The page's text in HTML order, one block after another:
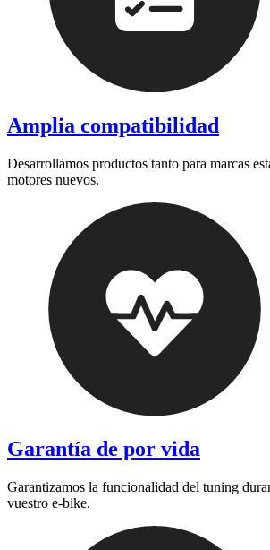
Amplia compatibilidad
Desarrollamos productos tanto para marcas
motores nuevos.
Garantía de por vida
Garantizamos la funcionalidad del tuning
vuestro e-bike.